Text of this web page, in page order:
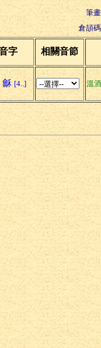
筆
倉頡
字 相關音節
龢 [4..] 溫